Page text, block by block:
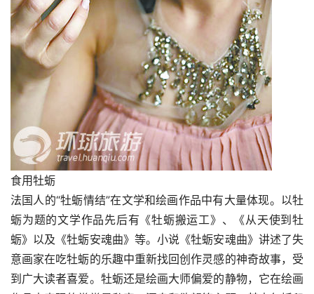
食用牡蛎
法国人的“牡蛎情结”在文学和绘画作品中有大量体现。以牡
蛎为题的文学作品先后有《牡蛎搬运工》、《从天使到牡
蛎》以及《牡蛎安魂曲》等。小说《牡蛎安魂曲》讲述了失
意画家在吃牡蛎的乐趣中重新找回创作灵感的神奇故事，受
到广大读者喜爱。牡蛎还是绘画大师偏爱的静物，它在绘画